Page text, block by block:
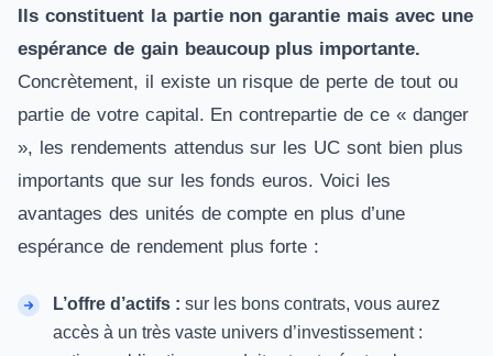
Ils constituent la partie non garantie mais avec une
espérance de gain beaucoup plus importante.
Concrètement, il existe un risque de perte de tout ou
partie de votre capital. En contrepartie de ce « danger
», les rendements attendus sur les UC sont bien plus
importants que sur les fonds euros. Voici les
avantages des unités de compte en plus d’une
espérance de rendement plus forte :
L’offre d’actifs : sur les bons contrats, vous aurez
accès à un très vaste univers d’investissement :